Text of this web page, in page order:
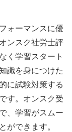
ォーマンスに優
ンスク社労士評
く学習スタート
識を身につけた
に試験対策する
す。オンスク受
、学習がスムー
ができます。